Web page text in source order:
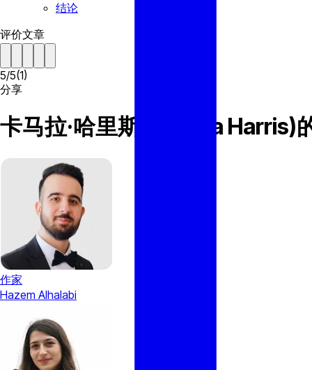
结论
评价文章
5/5(1)
分享
卡马拉·哈里斯(Kamala Harris)
作家
Hazem Alhalabi